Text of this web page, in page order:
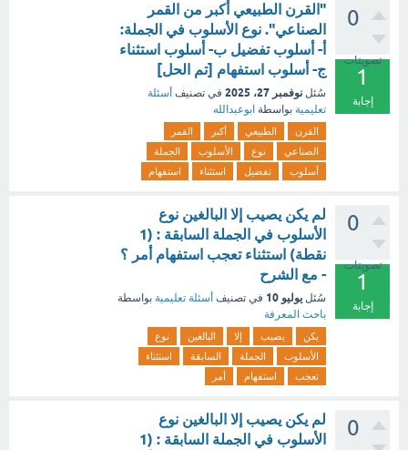
0
تصويتات
1
إجابة
"القرن الطبيعي أكبر من القمر
الصناعي". نوع الأسلوب في الجملة:
أ- أسلوب تفضيل ب- أسلوب استثناء
ج- أسلوب استفهام [تم الحل]
سُئل نوفمبر 27، 2025 في تصنيف أسئلة
تعليمية بواسطة ابوعبدالله
القرن الطبيعي أكبر
القمر
الصناعي
نوع الأسلوب
الجملة
أسلوب
تفضيل استثناء استفهام
0
تصويتات
1
إجابة
لم يكن يصيب إلا البالغين نوع
الأسلوب في الجملة السابقة : (1
نقطة) استثناء تعجب استفهام أمر ؟
- مع الشرح
سُئل يوليو 10 في تصنيف أسئلة تعليمية بواسطة
باحث المعرفة
يكن يصيب إلا البالغين
نوع
الأسلوب
الجملة السابقة
استثناء
تعجب
استفهام أمر
0
لم يكن يصيب إلا البالغين نوع
الأسلوب في الجملة السابقة : (1